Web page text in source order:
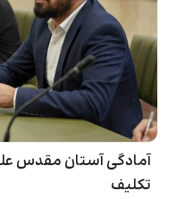
آمادگی آستان مقدس
تکلیف